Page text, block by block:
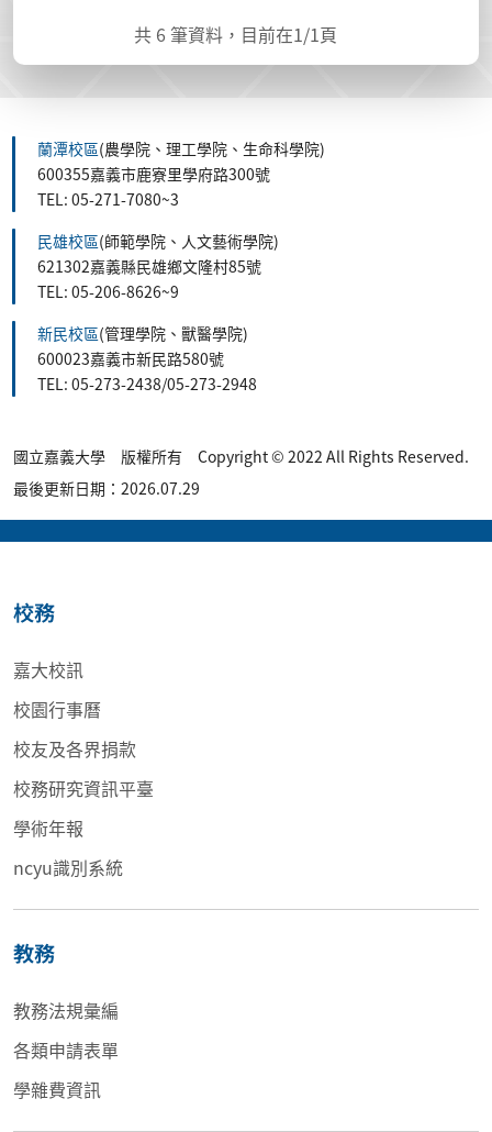
共 6 筆資料，目前在1/1頁
蘭潭校區(農學院、理工學院、生命科學院)
600355嘉義市鹿寮里學府路300號
TEL: 05-271-7080~3
民雄校區(師範學院、人文藝術學院)
621302嘉義縣民雄鄉文隆村85號
TEL: 05-206-8626~9
新民校區(管理學院、獸醫學院)
600023嘉義市新民路580號
TEL: 05-273-2438/05-273-2948
國立嘉義大學 版權所有 Copyright © 2022 All Rights Reserved.
最後更新日期：2026.07.29
校務
嘉大校訊
校園行事曆
校友及各界捐款
校務研究資訊平臺
學術年報
ncyu識別系統
教務
教務法規彙編
各類申請表單
學雜費資訊